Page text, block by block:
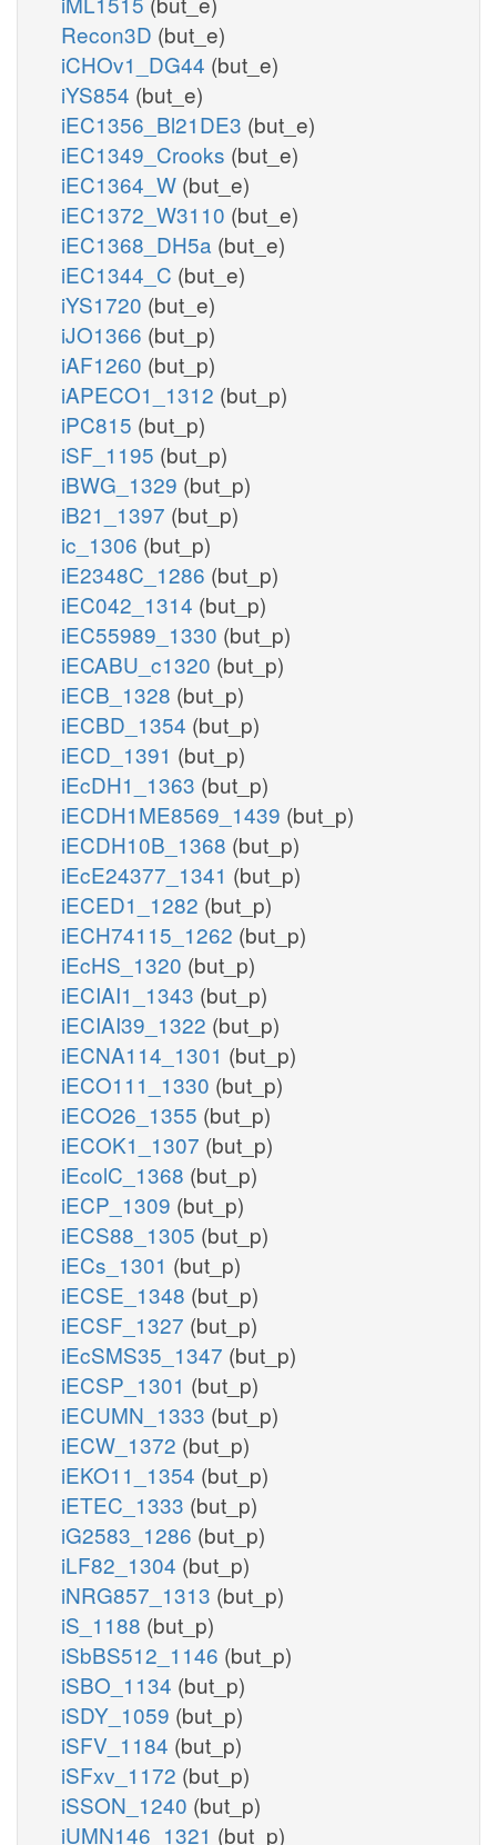
Recon3D (but_e)
iCHOv1_DG44 (but_e)
iYS854 (but_e)
iEC1356_Bl21DE3 (but_e)
iEC1349_Crooks (but_e)
iEC1364_W (but_e)
iEC1372_W3110 (but_e)
iEC1368_DH5a (but_e)
iEC1344_C (but_e)
iYS1720 (but_e)
iJO1366 (but_p)
iAF1260 (but_p)
iAPECO1_1312 (but_p)
iPC815 (but_p)
iSF_1195 (but_p)
iBWG_1329 (but_p)
iB21_1397 (but_p)
ic_1306 (but_p)
iE2348C_1286 (but_p)
iEC042_1314 (but_p)
iEC55989_1330 (but_p)
iECABU_c1320 (but_p)
iECB_1328 (but_p)
iECBD_1354 (but_p)
iECD_1391 (but_p)
iEcDH1_1363 (but_p)
iECDH1ME8569_1439 (but_p)
iECDH10B_1368 (but_p)
iEcE24377_1341 (but_p)
iECED1_1282 (but_p)
iECH74115_1262 (but_p)
iEcHS_1320 (but_p)
iECIAI1_1343 (but_p)
iECIAI39_1322 (but_p)
iECNA114_1301 (but_p)
iECO111_1330 (but_p)
iECO26_1355 (but_p)
iECOK1_1307 (but_p)
iEcolC_1368 (but_p)
iECP_1309 (but_p)
iECS88_1305 (but_p)
iECs_1301 (but_p)
iECSE_1348 (but_p)
iECSF_1327 (but_p)
iEcSMS35_1347 (but_p)
iECSP_1301 (but_p)
iECUMN_1333 (but_p)
iECW_1372 (but_p)
iEKO11_1354 (but_p)
iETEC_1333 (but_p)
iG2583_1286 (but_p)
iLF82_1304 (but_p)
iNRG857_1313 (but_p)
iS_1188 (but_p)
iSbBS512_1146 (but_p)
iSBO_1134 (but_p)
iSDY_1059 (but_p)
iSFV_1184 (but_p)
iSFxv_1172 (but_p)
iSSON_1240 (but_p)
iUMN146_1321 (but_p)